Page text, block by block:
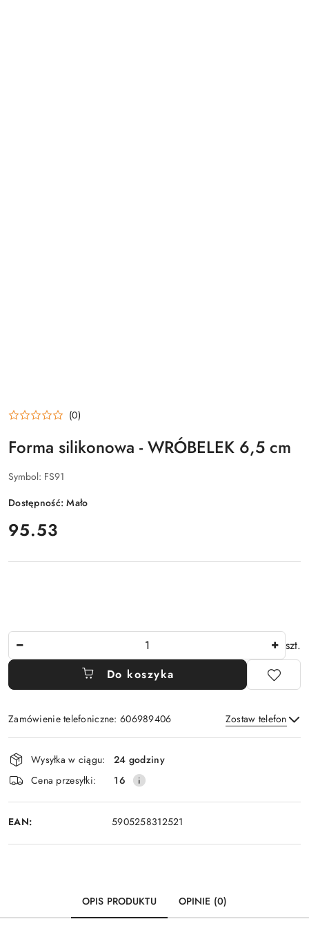
(0)
Forma silikonowa - WRÓBELEK 6,5 cm
Symbol: FS91
Dostępność:Mało
cena:
95.53
szt.
Do koszyka
Zamówienie telefoniczne: 606989406 Zostaw telefon
Wyślij
Dostępność
i
dostawa
Wysyłka w ciągu:
24 godziny
Cena przesyłki:
16
EAN: 5905258312521
OPIS PRODUKTU OPINIE (0)